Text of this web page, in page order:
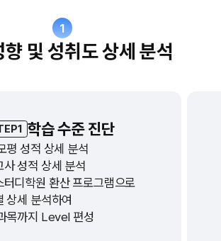
1
향 및 성취도 상세 분석
학습 수준 진단
평 성적 상세 분석
사 성적 상세 분석
터디학원 환산 프로그램으로
상세 분석하여
목까지 Level 편성